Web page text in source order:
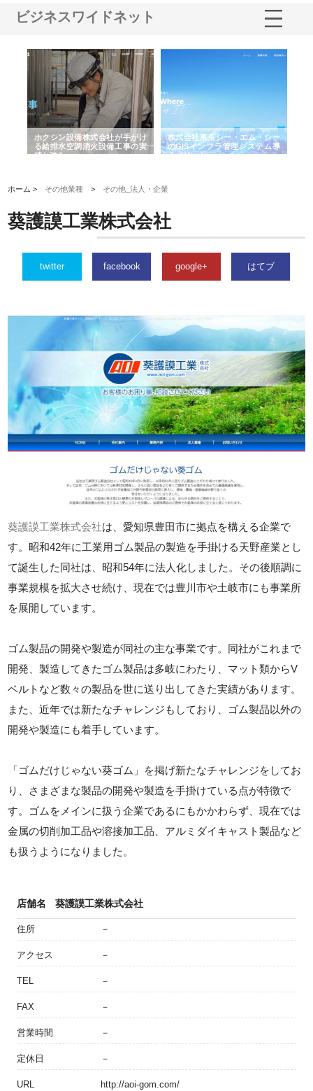
ビジネスワイドネット
ホクシン設備株式会社が手がけ
る給排水空調消火設備工事の実
績と強み
株式会社東京シー・エム・シー
のGISインフラ管理システム導
入メリット
ホーム > その他業種 > その他_法人・企業
葵護謨工業株式会社
twitter facebook google+ はてブ
葵護謨工業株式会社は、愛知県豊田市に拠点を構える企業で
す。昭和42年に工業用ゴム製品の製造を手掛ける天野産業とし
て誕生した同社は、昭和54年に法人化しました。その後順調に
事業規模を拡大させ続け、現在では豊川市や土岐市にも事業所
を展開しています。
ゴム製品の開発や製造が同社の主な事業です。同社がこれまで
開発、製造してきたゴム製品は多岐にわたり、マット類からV
ベルトなど数々の製品を世に送り出してきた実績があります。
また、近年では新たなチャレンジもしており、ゴム製品以外の
開発や製造にも着手しています。
「ゴムだけじゃない葵ゴム」を掲げ新たなチャレンジをしてお
り、さまざまな製品の開発や製造を手掛けている点が特徴で
す。ゴムをメインに扱う企業であるにもかかわらず、現在では
金属の切削加工品や溶接加工品、アルミダイキャスト製品など
も扱うようになりました。
店舗名 葵護謨工業株式会社
住所 －
アクセス －
TEL －
FAX －
営業時間 －
定休日 －
URL http://aoi-gom.com/